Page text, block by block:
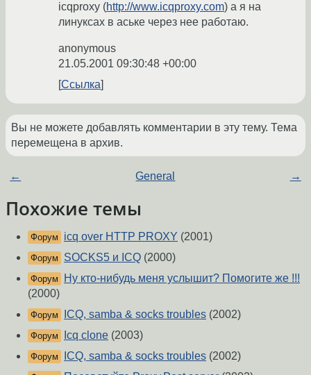
icqproxy (http://www.icqproxy.com) а я на
линуксах в аське через нее работаю.
anonymous
21.05.2001 09:30:48 +00:00
Ссылка
Вы не можете добавлять комментарии в эту тему. Тема
перемещена в архив.
← General →
Похожие темы
Форум icq over HTTP PROXY (2001)
Форум SOCKS5 и ICQ (2000)
Форум
Ну кто-нибудь меня услышит? Помогите же !!!
(2000)
Форум ICQ, samba & socks troubles (2002)
Форум Icq clone (2003)
Форум ICQ, samba & socks troubles (2002)